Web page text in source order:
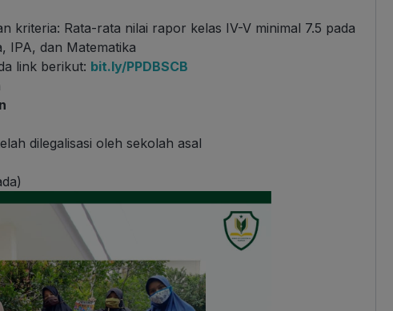
kriteria: Rata-rata nilai rapor kelas IV-V minimal 7.5 pada
IPA, dan Matematika
link berikut: bit.ly/PPDBSCB
dilegalisasi oleh sekolah asal